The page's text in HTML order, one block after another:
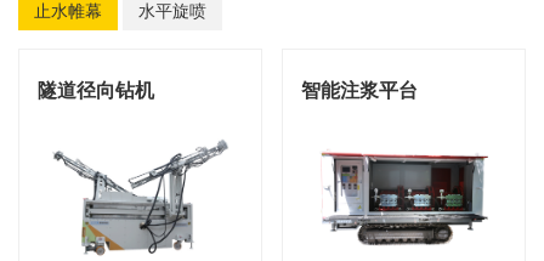
止水帷幕 水平旋喷
隧道径向钻机 智能注浆平台